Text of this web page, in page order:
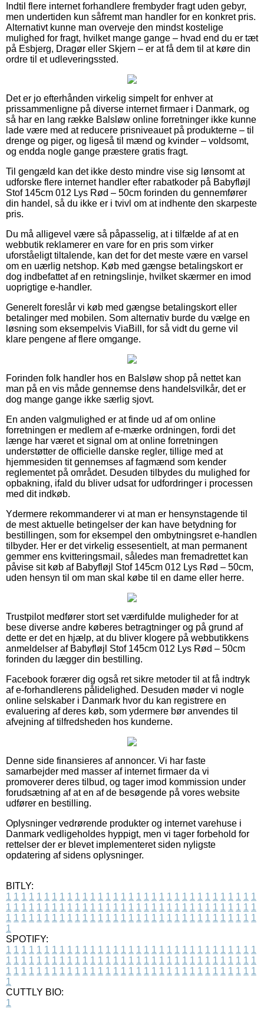
Indtil flere internet forhandlere frembyder fragt uden gebyr,
men undertiden kun såfremt man handler for en konkret pris.
Alternativt kunne man overveje den mindst kostelige
mulighed for fragt, hvilket mange gange – hvad end du er tæt
på Esbjerg, Dragør eller Skjern – er at få dem til at køre din
ordre til et udleveringssted.
Det er jo efterhånden virkelig simpelt for enhver at
prissammenligne på diverse internet firmaer i Danmark, og
så har en lang række Balsløw online forretninger ikke kunne
lade være med at reducere prisniveauet på produkterne – til
drenge og piger, og ligeså til mænd og kvinder – voldsomt,
og endda nogle gange præstere gratis fragt.
Til gengæld kan det ikke desto mindre vise sig lønsomt at
udforske flere internet handler efter rabatkoder på Babyfløjl
Stof 145cm 012 Lys Rød – 50cm forinden du gennemfører
din handel, så du ikke er i tvivl om at indhente den skarpeste
pris.
Du må alligevel være så påpasselig, at i tilfælde af at en
webbutik reklamerer en vare for en pris som virker
uforståeligt tiltalende, kan det for det meste være en varsel
om en uærlig netshop. Køb med gængse betalingskort er
dog indbefattet af en retningslinje, hvilket skærmer en imod
uoprigtige e-handler.
Generelt foreslår vi køb med gængse betalingskort eller
betalinger med mobilen. Som alternativ burde du vælge en
løsning som eksempelvis ViaBill, for så vidt du gerne vil
klare pengene af flere omgange.
Forinden folk handler hos en Balsløw shop på nettet kan
man på en vis måde gennemse dens handelsvilkår, det er
dog mange gange ikke særlig sjovt.
En anden valgmulighed er at finde ud af om online
forretningen er medlem af e-mærke ordningen, fordi det
længe har været et signal om at online forretningen
understøtter de officielle danske regler, tillige med at
hjemmesiden tit gennemses af fagmænd som kender
reglementet på området. Desuden tilbydes du mulighed for
opbakning, ifald du bliver udsat for udfordringer i processen
med dit indkøb.
Ydermere rekommanderer vi at man er hensynstagende til
de mest aktuelle betingelser der kan have betydning for
bestillingen, som for eksempel den ombytningsret e-handlen
tilbyder. Her er det virkelig essesentielt, at man permanent
gemmer ens kvitteringsmail, således man fremadrettet kan
påvise sit køb af Babyfløjl Stof 145cm 012 Lys Rød – 50cm,
uden hensyn til om man skal købe til en dame eller herre.
Trustpilot medfører stort set værdifulde muligheder for at
bese diverse andre køberes betragtninger og på grund af
dette er det en hjælp, at du bliver klogere på webbutikkens
anmeldelser af Babyfløjl Stof 145cm 012 Lys Rød – 50cm
forinden du lægger din bestilling.
Facebook forærer dig også ret sikre metoder til at få indtryk
af e-forhandlerens pålidelighed. Desuden møder vi nogle
online selskaber i Danmark hvor du kan registrere en
evaluering af deres køb, som ydermere bør anvendes til
afvejning af tilfredsheden hos kunderne.
Denne side finansieres af annoncer. Vi har faste
samarbejder med masser af internet firmaer da vi
promoverer deres tilbud, og tager imod kommission under
forudsætning af at en af de besøgende på vores website
udfører en bestilling.
Oplysninger vedrørende produkter og internet varehuse i
Danmark vedligeholdes hyppigt, men vi tager forbehold for
rettelser der er blevet implementeret siden nyligste
opdatering af sidens oplysninger.
BITLY:
1 1 1 1 1 1 1 1 1 1 1 1 1 1 1 1 1 1 1 1 1 1 1 1 1 1 1 1 1 1 1 1 1
1 1 1 1 1 1 1 1 1 1 1 1 1 1 1 1 1 1 1 1 1 1 1 1 1 1 1 1 1 1 1 1 1
1 1 1 1 1 1 1 1 1 1 1 1 1 1 1 1 1 1 1 1 1 1 1 1 1 1 1 1 1 1 1 1 1
1
SPOTIFY:
1 1 1 1 1 1 1 1 1 1 1 1 1 1 1 1 1 1 1 1 1 1 1 1 1 1 1 1 1 1 1 1 1
1 1 1 1 1 1 1 1 1 1 1 1 1 1 1 1 1 1 1 1 1 1 1 1 1 1 1 1 1 1 1 1 1
1 1 1 1 1 1 1 1 1 1 1 1 1 1 1 1 1 1 1 1 1 1 1 1 1 1 1 1 1 1 1 1 1
1
CUTTLY BIO:
1